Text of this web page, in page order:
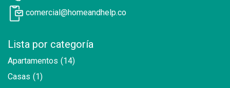
comercial@homeandhelp.co
Lista por categoría
Apartamentos (14)
Casas (1)